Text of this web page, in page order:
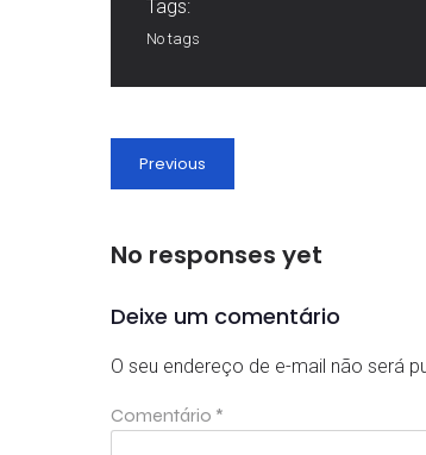
Tags:
No tags
Previous
No responses yet
Deixe um comentário
O seu endereço de e-mail não será
Comentário *